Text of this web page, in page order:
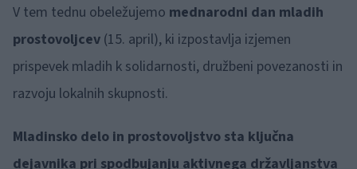
V tem tednu obeležujemo mednarodni dan mladih
prostovoljcev (15. april), ki izpostavlja izjemen
prispevek mladih k solidarnosti, družbeni povezanosti in
razvoju lokalnih skupnosti.
Mladinsko delo in prostovoljstvo sta ključna
dejavnika pri spodbujanju aktivnega državljanstva